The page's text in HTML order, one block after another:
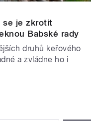
se je zkrotit
Babské rady
druhů keřového
a zvládne ho i